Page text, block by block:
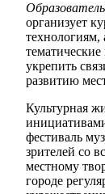
организует
технологиям,
укрепить
развитию
Культурная
фестиваль
зрителей со
местному
городе